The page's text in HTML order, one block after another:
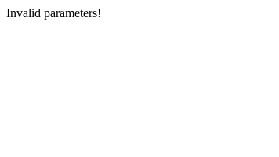
Invalid parameters!